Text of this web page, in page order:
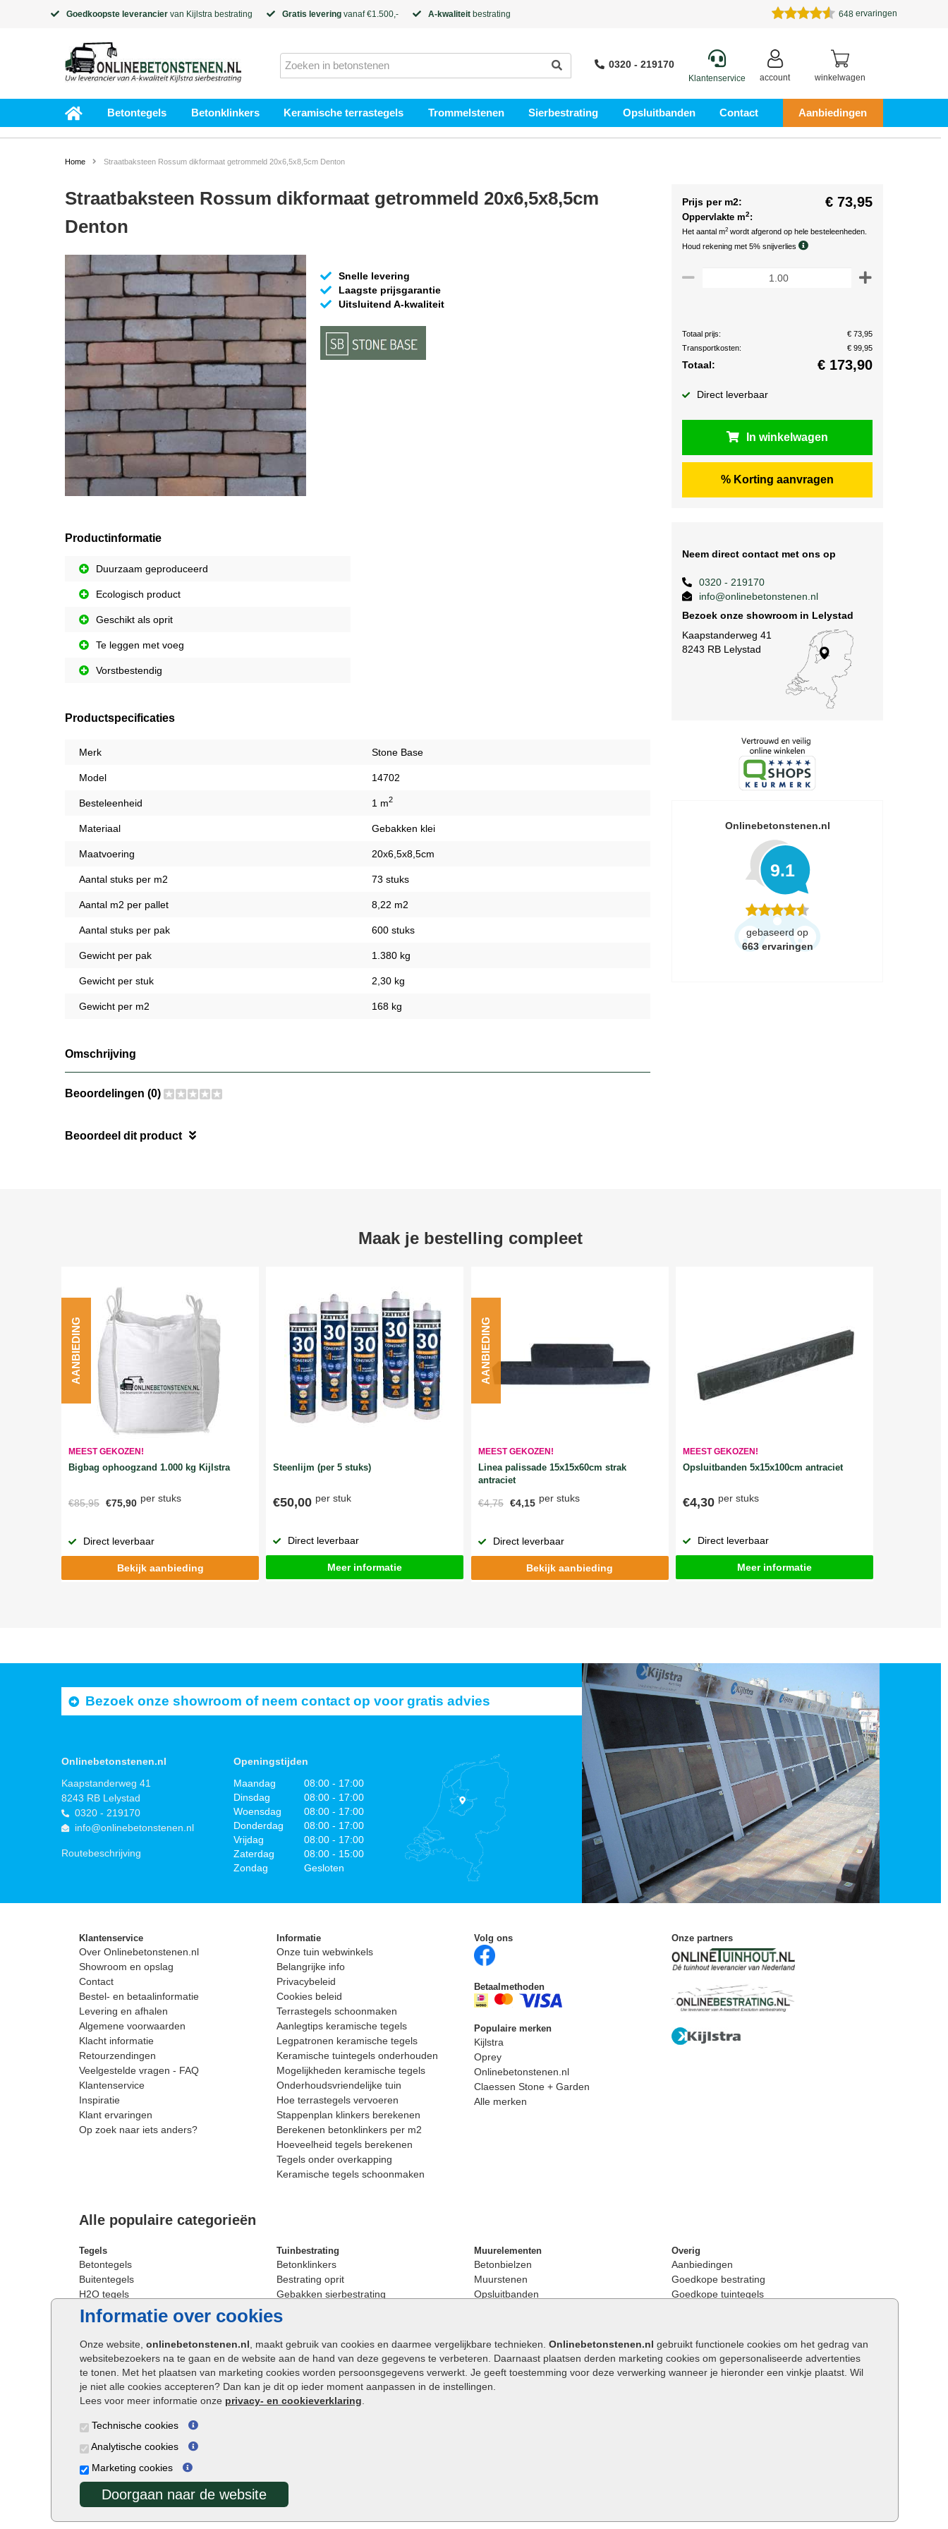
Goedkoopste leverancier van Kijlstra bestrating Gratis levering vanaf €1.500,- A-kwaliteit bestrating 648 ervaringen
0320 - 219170
Klantenservice account winkelwagen
Betontegels Betonklinkers Keramische terrastegels Trommelstenen Sierbestrating Opsluitbanden Contact Aanbiedingen
Informatie over cookies
Onze website, onlinebetonstenen.nl , maakt gebruik van cookies en daarmee vergelijkbare technieken. Onlinebetonstenen.nl gebruikt functionele cookies om het gedrag van
websitebezoekers na te gaan en de website aan de hand van deze gegevens te verbeteren. Daarnaast plaatsen derden marketing cookies om gepersonaliseerde advertenties
te tonen. Met het plaatsen van marketing cookies worden persoonsgegevens verwerkt. Je geeft toestemming voor deze verwerking wanneer je hieronder een vinkje plaatst. Wil
je niet alle cookies accepteren? Dan kan je dit op ieder moment aanpassen in de instellingen.
Lees voor meer informatie onze privacy- en cookieverklaring
Technische cookies
Analytische cookies
Marketing cookies
Doorgaan naar de website
Home Straatbaksteen Rossum dikformaat getrommeld 20x6,5x8,5cm Denton
Straatbaksteen Rossum dikformaat getrommeld 20x6,5x8,5cm
Denton
Snelle levering
Laagste prijsgarantie
Uitsluitend A-kwaliteit
Productinformatie
Duurzaam geproduceerd
Ecologisch product
Geschikt als oprit
Te leggen met voeg
Vorstbestendig
Productspecificaties
Merk Stone Base
Model 14702
Besteleenheid 1 m2
Materiaal Gebakken klei
Maatvoering 20x6,5x8,5cm
Aantal stuks per m2 73 stuks
Aantal m2 per pallet 8,22 m2
Aantal stuks per pak 600 stuks
Gewicht per pak 1.380 kg
Gewicht per stuk 2,30 kg
Gewicht per m2 168 kg
Omschrijving
Beoordelingen (0)
Beoordeel dit product
Prijs per m2: € 73,95
Oppervlakte m2:
Het aantal m2 wordt afgerond op hele besteleenheden.
Houd rekening met 5% snijverlies
Totaal prijs:
€ 73,95
Transportkosten:
€ 99,95
Totaal: € 173,90
Direct leverbaar
In winkelwagen
% Korting aanvragen
Neem direct contact met ons op
0320 - 219170
info@onlinebetonstenen.nl
Bezoek onze showroom in Lelystad
Kaapstanderweg 41
8243 RB Lelystad
Onlinebetonstenen.nl
9.1
gebaseerd op
663 ervaringen
Maak je bestelling compleet
MEEST GEKOZEN!
Bigbag ophoogzand 1.000 kg Kijlstra
€85,95 €75,90 per stuks
AANBIEDING
Direct leverbaar
Bekijk aanbieding
Steenlijm (per 5 stuks)
€50,00 per stuk
Direct leverbaar
Meer informatie
MEEST GEKOZEN!
Linea palissade 15x15x60cm strak
antraciet
€4,75 €4,15 per stuks
AANBIEDING
Direct leverbaar
Bekijk aanbieding
MEEST GEKOZEN!
Opsluitbanden 5x15x100cm antraciet
€4,30 per stuks
Direct leverbaar
Meer informatie
Bezoek onze showroom of neem contact op voor gratis advies
Onlinebetonstenen.nl
Kaapstanderweg 41
8243 RB Lelystad
0320 - 219170
info@onlinebetonstenen.nl
Routebeschrijving
Openingstijden
Maandag
08:00 - 17:00
Dinsdag
08:00 - 17:00
Woensdag
08:00 - 17:00
Donderdag
08:00 - 17:00
Vrijdag
08:00 - 17:00
Zaterdag
08:00 - 15:00
Zondag
Gesloten
Klantenservice
Over Onlinebetonstenen.nl
Showroom en opslag
Contact
Bestel- en betaalinformatie
Levering en afhalen
Algemene voorwaarden
Klacht informatie
Retourzendingen
Veelgestelde vragen - FAQ
Klantenservice
Inspiratie
Klant ervaringen
Op zoek naar iets anders?
Informatie
Onze tuin webwinkels
Belangrijke info
Privacybeleid
Cookies beleid
Terrastegels schoonmaken
Aanlegtips keramische tegels
Legpatronen keramische tegels
Keramische tuintegels onderhouden
Mogelijkheden keramische tegels
Onderhoudsvriendelijke tuin
Hoe terrastegels vervoeren
Stappenplan klinkers berekenen
Berekenen betonklinkers per m2
Hoeveelheid tegels berekenen
Tegels onder overkapping
Keramische tegels schoonmaken
Volg ons
Betaalmethoden
Populaire merken
Kijlstra
Oprey
Onlinebetonstenen.nl
Claessen Stone + Garden
Alle merken
Onze partners
Alle populaire categorieën
Tegels
Betontegels
Buitentegels
H2O tegels
Keramische terrastegels
Oprit tegels
Patio tegels
Siertegels
Stoeptegels
Straattegels
Terrastegels
Buitentegels
Grote terrastegels
Tuinbestrating
Betonklinkers
Bestrating oprit
Gebakken sierbestrating
Strakke bestrating
Straatstenen
Straatklinkers
Trommelstenen
Tuinstenen
Waalformaat
Muurelementen
Betonbielzen
Muurstenen
Opsluitbanden
Betonblokken
Stapelstenen
Extra benodigdheden
Overig
Aanbiedingen
Goedkope bestrating
Goedkope tuintegels
Opsluitbanden plaatsen
Keerwanden
Traptreden tuin
Onlinebetonstenen.nl ©2026